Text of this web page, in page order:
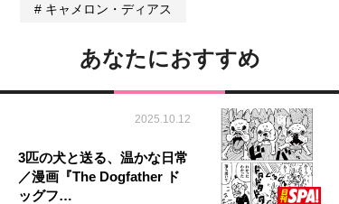
キャメロン・ディアス
あなたにおすすめ
2025.10.12
3匹の犬と送る、温かな日常
／漫画『The Dogfather ド
ッグフ…